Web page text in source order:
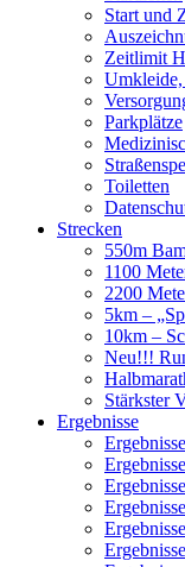
Start und
Zeitlimit
Umkleide,
Parkplätze
Toiletten
Strecken
550m
1100
2200
5km –
10km –
Neu!!!
Stärkster
Ergebnisse